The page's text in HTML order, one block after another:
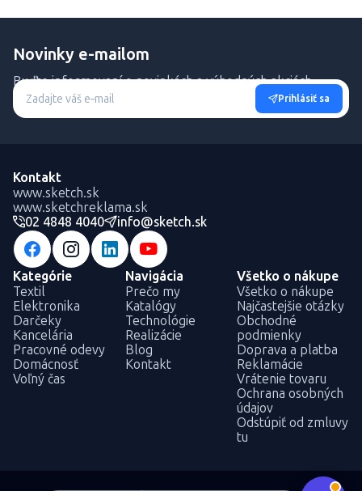
Novinky e-mailom
Buďte informovaní o novinkách a výhodných akciách.
Prihlásiť sa
Kontakt
www.sketch.sk
www.sketchreklama.sk
02 4848 4040
info@sketch.sk
Kategórie
Textil
Elektronika
Darčeky
Kancelária
Pracovné odevy
Domácnosť
Voľný čas
Navigácia
Prečo my
Katalógy
Technológie
Realizácie
Blog
Kontakt
Všetko o nákupe
Všetko o nákupe
Najčastejšie otázky
Obchodné
podmienky
Doprava a platba
Reklamácie
Vrátenie tovaru
Ochrana osobných
údajov
Odstúpiť od zmluvy
tu